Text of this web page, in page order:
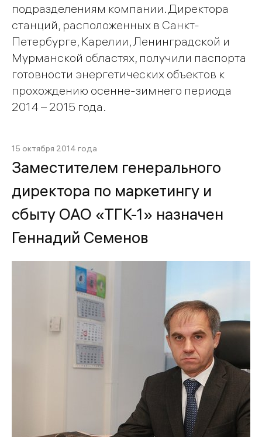
подразделениям компании. Директора
станций, расположенных в Санкт-
Петербурге, Карелии, Ленинградской и
Мурманской областях, получили паспорта
готовности энергетических объектов к
прохождению осенне-зимнего периода
2014 – 2015 года.
15 октября 2014 года
Заместителем генерального
директора по маркетингу и
сбыту ОАО «ТГК-1» назначен
Геннадий Семенов